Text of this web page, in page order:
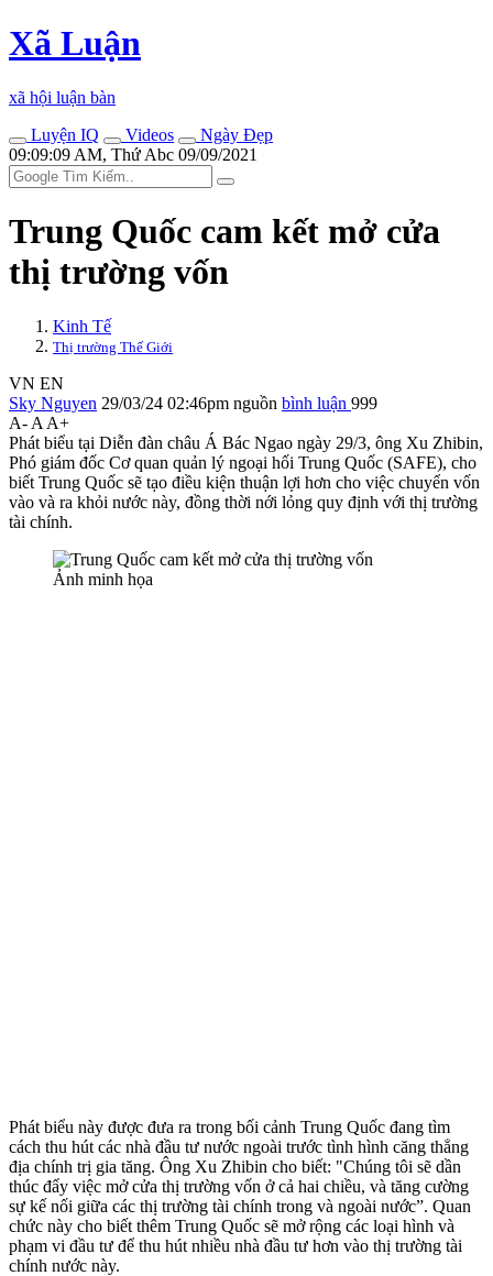
Xã Luận
xã hội luận bàn
Luyện IQ
Videos
Ngày Đẹp
09:09:09 AM, Thứ Abc 09/09/2021
Trung Quốc cam kết mở cửa
thị trường vốn
Kinh Tế
Thị trường Thế Giới
VN EN
Sky Nguyen 29/03/24 02:46pm nguồn bình luận 999
A- A A+
Phát biểu tại Diễn đàn châu Á Bác Ngao ngày 29/3, ông Xu Zhibin,
Phó giám đốc Cơ quan quản lý ngoại hối Trung Quốc (SAFE), cho
biết Trung Quốc sẽ tạo điều kiện thuận lợi hơn cho việc chuyển vốn
vào và ra khỏi nước này, đồng thời nới lỏng quy định với thị trường
tài chính.
Ảnh minh họa
Phát biểu này được đưa ra trong bối cảnh Trung Quốc đang tìm
cách thu hút các nhà đầu tư nước ngoài trước tình hình căng thẳng
địa chính trị gia tăng. Ông Xu Zhibin cho biết: "Chúng tôi sẽ dần
thúc đẩy việc mở cửa thị trường vốn ở cả hai chiều, và tăng cường
sự kế nối giữa các thị trường tài chính trong và ngoài nước”. Quan
chức này cho biết thêm Trung Quốc sẽ mở rộng các loại hình và
phạm vi đầu tư để thu hút nhiều nhà đầu tư hơn vào thị trường tài
chính nước này.